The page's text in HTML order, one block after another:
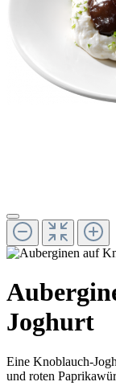
Joghurt
Eine Knoblauch-
und roten